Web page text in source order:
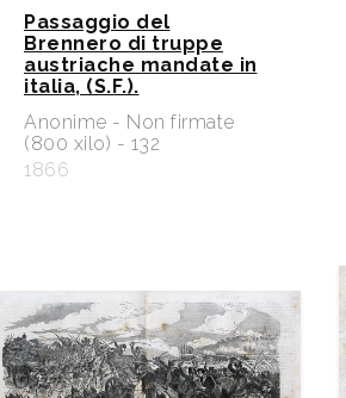
Passaggio del
Brennero di truppe
austriache mandate in
italia, (S.F.).
Anonime - Non firmate
(800 xilo) - 132
1866